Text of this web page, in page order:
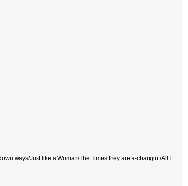
ways/Just like a Woman/The Times they are a-changin’/All I